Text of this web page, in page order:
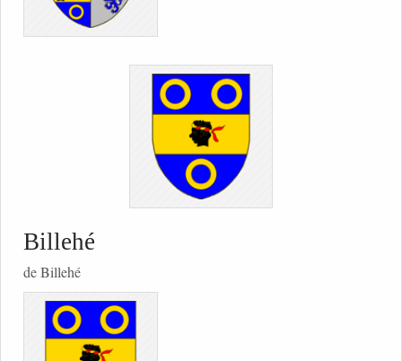
Billehé
de Billehé